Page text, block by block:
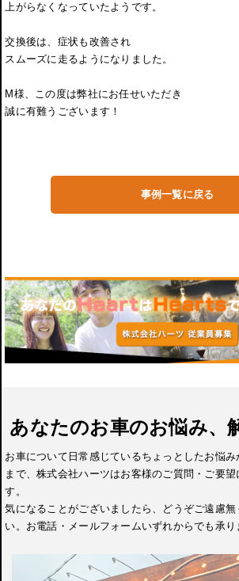
上がらなくなっていたようです。
交換後は、症状も改善され
スムーズに走るようになりました。
M様、この度は弊社にお任せいただき
誠に有難うございます！
事例一覧に戻る
あなたのお車のお悩み、
お車について日常感じているちょっとしたお悩
まで、株式会社ハーツはお客様のご質問・ご要望
す。
気になることがございましたら、どうぞご遠慮無
い。お電話・メールフォームいずれからでも承り